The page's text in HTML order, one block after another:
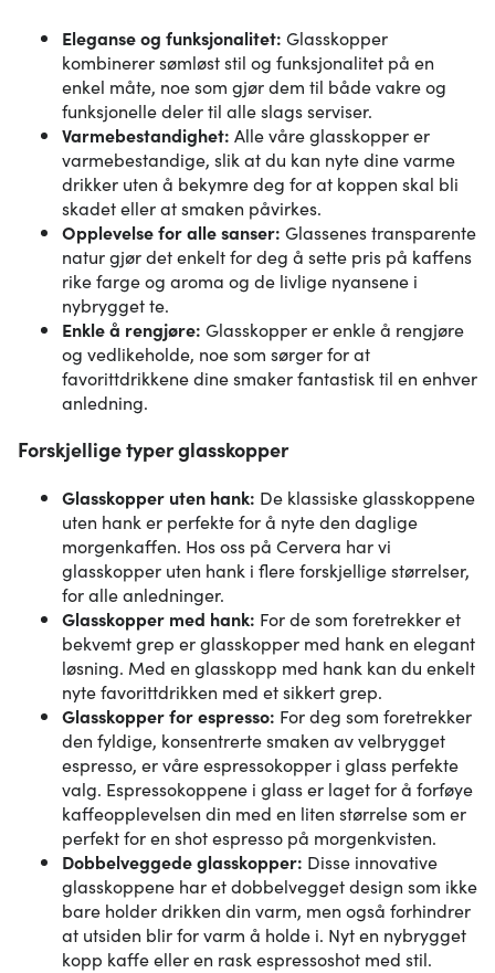
Eleganse og funksjonalitet: Glasskopper
kombinerer sømløst stil og funksjonalitet på en
enkel måte, noe som gjør dem til både vakre og
funksjonelle deler til alle slags serviser.
Varmebestandighet: Alle våre glasskopper er
varmebestandige, slik at du kan nyte dine varme
drikker uten å bekymre deg for at koppen skal bli
skadet eller at smaken påvirkes.
Opplevelse for alle sanser: Glassenes transparente
natur gjør det enkelt for deg å sette pris på kaffens
rike farge og aroma og de livlige nyansene i
nybrygget te.
Enkle å rengjøre: Glasskopper er enkle å rengjøre
og vedlikeholde, noe som sørger for at
favorittdrikkene dine smaker fantastisk til en enhver
anledning.
Forskjellige typer glasskopper
Glasskopper uten hank: De klassiske glasskoppene
uten hank er perfekte for å nyte den daglige
morgenkaffen. Hos oss på Cervera har vi
glasskopper uten hank i flere forskjellige størrelser,
for alle anledninger.
Glasskopper med hank: For de som foretrekker et
bekvemt grep er glasskopper med hank en elegant
løsning. Med en glasskopp med hank kan du enkelt
nyte favorittdrikken med et sikkert grep.
Glasskopper for espresso: For deg som foretrekker
den fyldige, konsentrerte smaken av velbrygget
espresso, er våre espressokopper i glass perfekte
valg. Espressokoppene i glass er laget for å forføye
kaffeopplevelsen din med en liten størrelse som er
perfekt for en shot espresso på morgenkvisten.
Dobbelveggede glasskopper: Disse innovative
glasskoppene har et dobbelvegget design som ikke
bare holder drikken din varm, men også forhindrer
at utsiden blir for varm å holde i. Nyt en nybrygget
kopp kaffe eller en rask espressoshot med stil.